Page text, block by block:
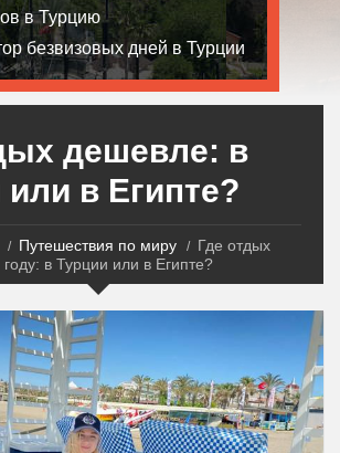
в Турцию
безвизовых дней в Турции
дешевле: в
в Египте?
Путешествия по миру
Где отдых
в Турции или в Египте?